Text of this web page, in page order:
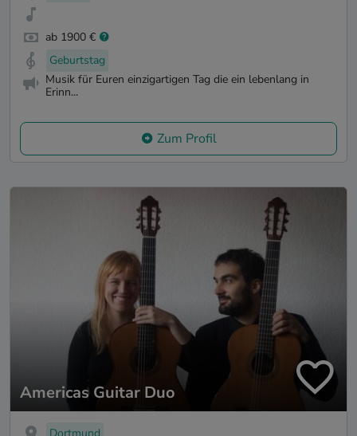
ab 1900 €
Geburtstag
Musik für Euren einzigartigen Tag die ein lebenlang in
Erinn...
Zum Profil
Americas Guitar Duo